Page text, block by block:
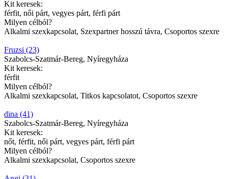
Kit keresek:
férfit, női párt, vegyes párt, férfi párt
Milyen célból?
Alkalmi szexkapcsolat, Szexpartner hosszú távra, Csoportos szexre
Fruzsi (23)
Szabolcs-Szatmár-Bereg, Nyíregyháza
Kit keresek:
férfit
Milyen célból?
Alkalmi szexkapcsolat, Titkos kapcsolatot, Csoportos szexre
dina (41)
Szabolcs-Szatmár-Bereg, Nyíregyháza
Kit keresek:
nőt, férfit, női párt, vegyes párt, férfi párt
Milyen célból?
Alkalmi szexkapcsolat, Csoportos szexre